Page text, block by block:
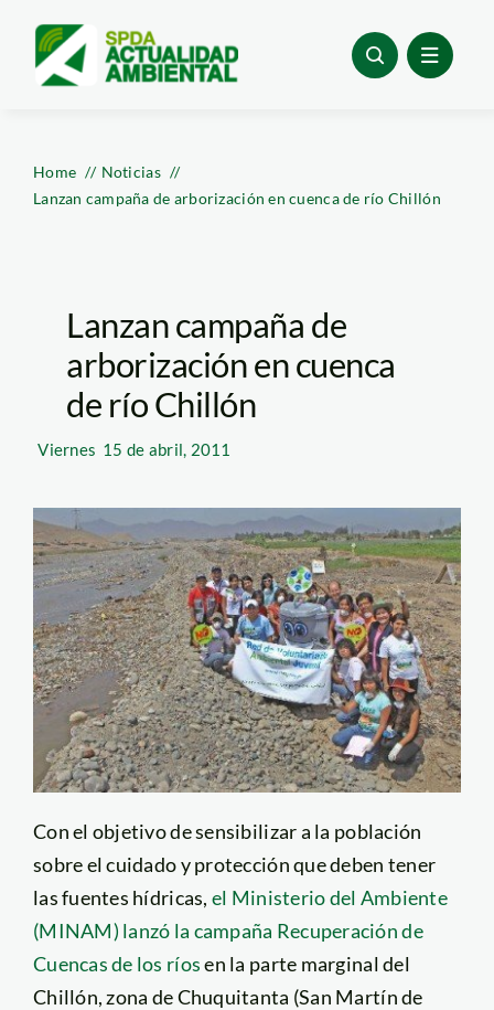
content
Home
Noticias
Lanzan campaña de arborización en cuenca de río Chillón
Lanzan campaña de
arborización en cuenca
de río Chillón
Viernes 15 de abril, 2011
Con el objetivo de sensibilizar a la población
sobre el cuidado y protección que deben tener
las fuentes hídricas, el Ministerio del Ambiente
(MINAM) lanzó la campaña Recuperación de
Cuencas de los ríosen la parte marginal del
Chillón, zona de Chuquitanta (San Martín de